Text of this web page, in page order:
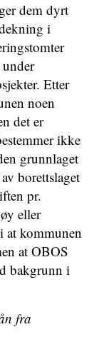
dem dyrt
i
Etter
noen
det er
ikke
grunnlaget
borettslaget
pr.
eller
at kommunen
at OBOS
bakgrunn i
fra